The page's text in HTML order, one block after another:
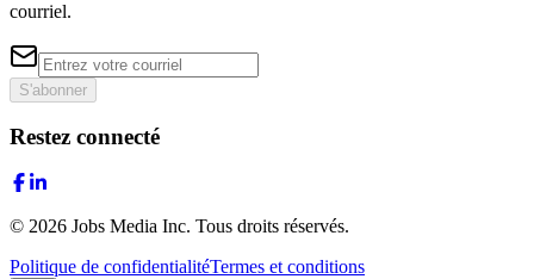
courriel.
S'abonner
Restez connecté
© 2026 Jobs Media Inc. Tous droits réservés.
Politique de confidentialitéTermes et conditions